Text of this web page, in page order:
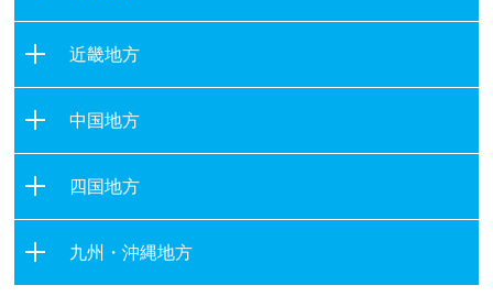
秋田県
山形県
福島県
群馬県
埼玉県
千葉県
東京都
神奈川県
石川県
福井県
山梨県
長野県
岐阜県
近畿地方
大阪府
兵庫県
奈良県
和歌山県
中国地方
岡山県
広島県
四国地方
九州・沖縄地方